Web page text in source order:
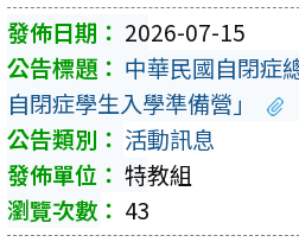
2026-07-15
中華民國自閉症
自閉症學生入學準備營」
活動訊息
特教組
43